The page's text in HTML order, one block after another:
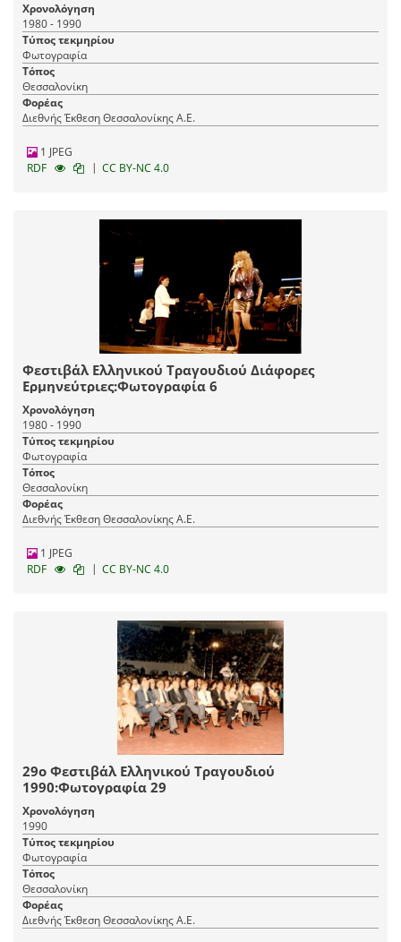
Χρονολόγηση
1980 - 1990
Τύπος τεκμηρίου
Φωτογραφία
Τόπος
Θεσσαλονίκη
Φορέας
Διεθνής Έκθεση Θεσσαλονίκης Α.Ε.
1 JPEG
RDF
| CC BY-NC 4.0
Φεστιβάλ Ελληνικού Τραγουδιού Διάφορες
Ερμηνεύτριες:Φωτογραφία 6
Χρονολόγηση
1980 - 1990
Τύπος τεκμηρίου
Φωτογραφία
Τόπος
Θεσσαλονίκη
Φορέας
Διεθνής Έκθεση Θεσσαλονίκης Α.Ε.
1 JPEG
RDF
| CC BY-NC 4.0
29ο Φεστιβάλ Ελληνικού Τραγουδιού
1990:Φωτογραφία 29
Χρονολόγηση
1990
Τύπος τεκμηρίου
Φωτογραφία
Τόπος
Θεσσαλονίκη
Φορέας
Διεθνής Έκθεση Θεσσαλονίκης Α.Ε.